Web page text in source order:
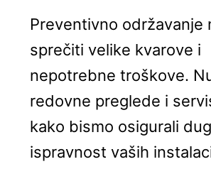
Preventivno održavanje
sprečiti velike kvarove i
nepotrebne troškove.
redovne preglede i
kako bismo osigurali
ispravnost vaših